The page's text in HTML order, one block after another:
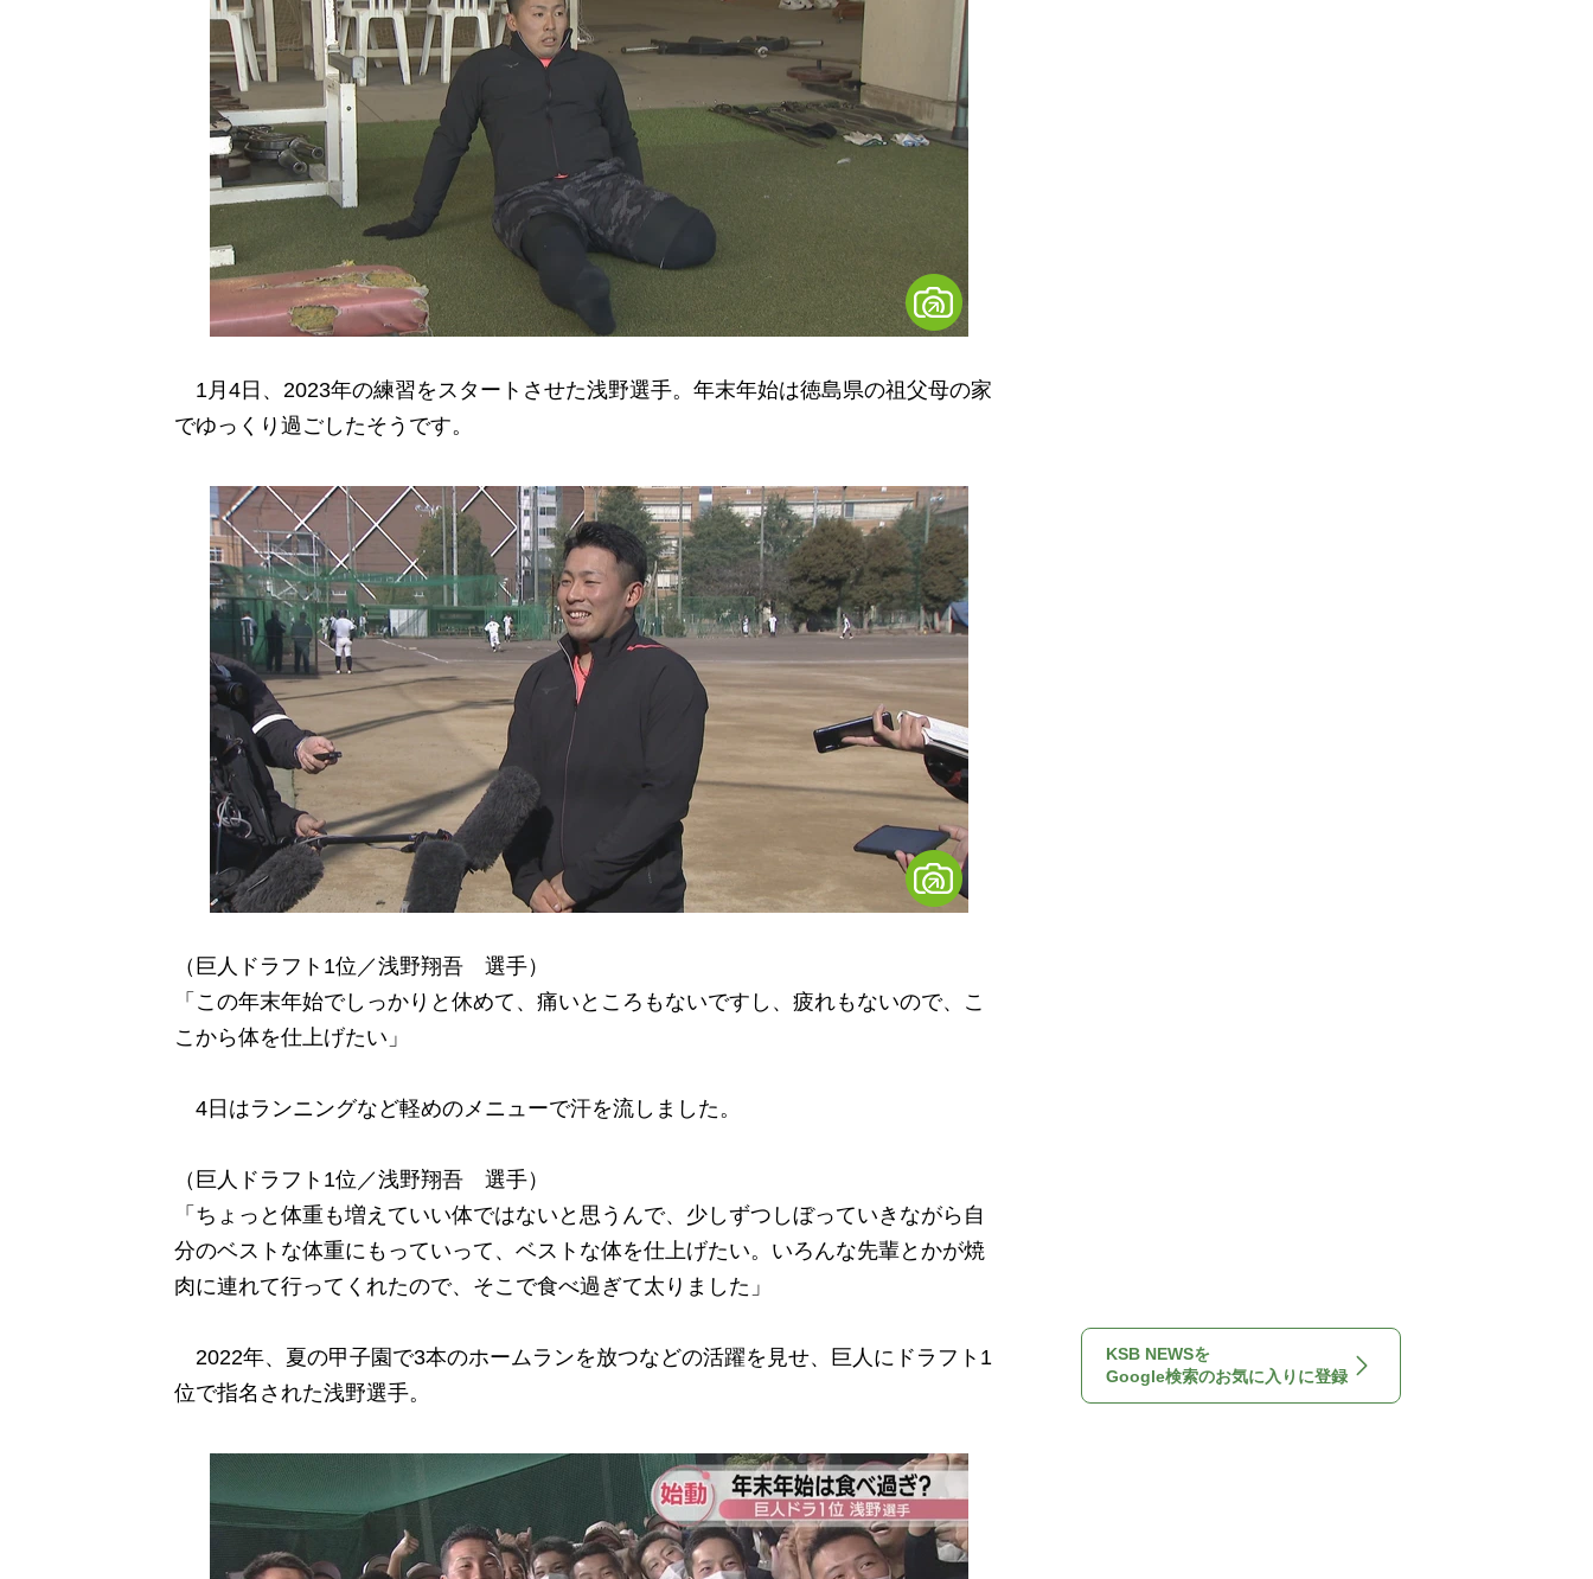
1月4日、2023年の練習をスタートさせた浅野選手。年末年始は徳島県の祖父母の家
でゆっくり過ごしたそうです。
（巨人ドラフト1位／浅野翔吾 選手）
「この年末年始でしっかりと休めて、痛いところもないですし、疲れもないので、こ
こから体を仕上げたい」
4日はランニングなど軽めのメニューで汗を流しました。
（巨人ドラフト1位／浅野翔吾 選手）
「ちょっと体重も増えていい体ではないと思うんで、少しずつしぼっていきながら自
分のベストな体重にもっていって、ベストな体を仕上げたい。いろんな先輩とかが焼
肉に連れて行ってくれたので、そこで食べ過ぎて太りました」
2022年、夏の甲子園で3本のホームランを放つなどの活躍を見せ、巨人にドラフト1
位で指名された浅野選手。
KSB NEWSを
Google検索のお気に入りに登録